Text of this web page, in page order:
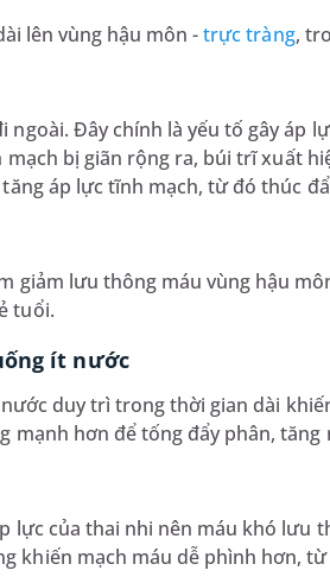
lên vùng hậu môn -trực tràng,
Đây chính là yếu tố gây áp
bị giãn rộng ra, búi trĩ xuất
áp lực tĩnh mạch, từ đó thúc
giảm lưu thông máu vùng hậu
tuổi.
ít nước
duy trì trong thời gian dài
mạnh hơn để tống đẩy phân, tăng
lực của thai nhi nên máu khó lưu
khiến mạch máu dễ phình hơn,